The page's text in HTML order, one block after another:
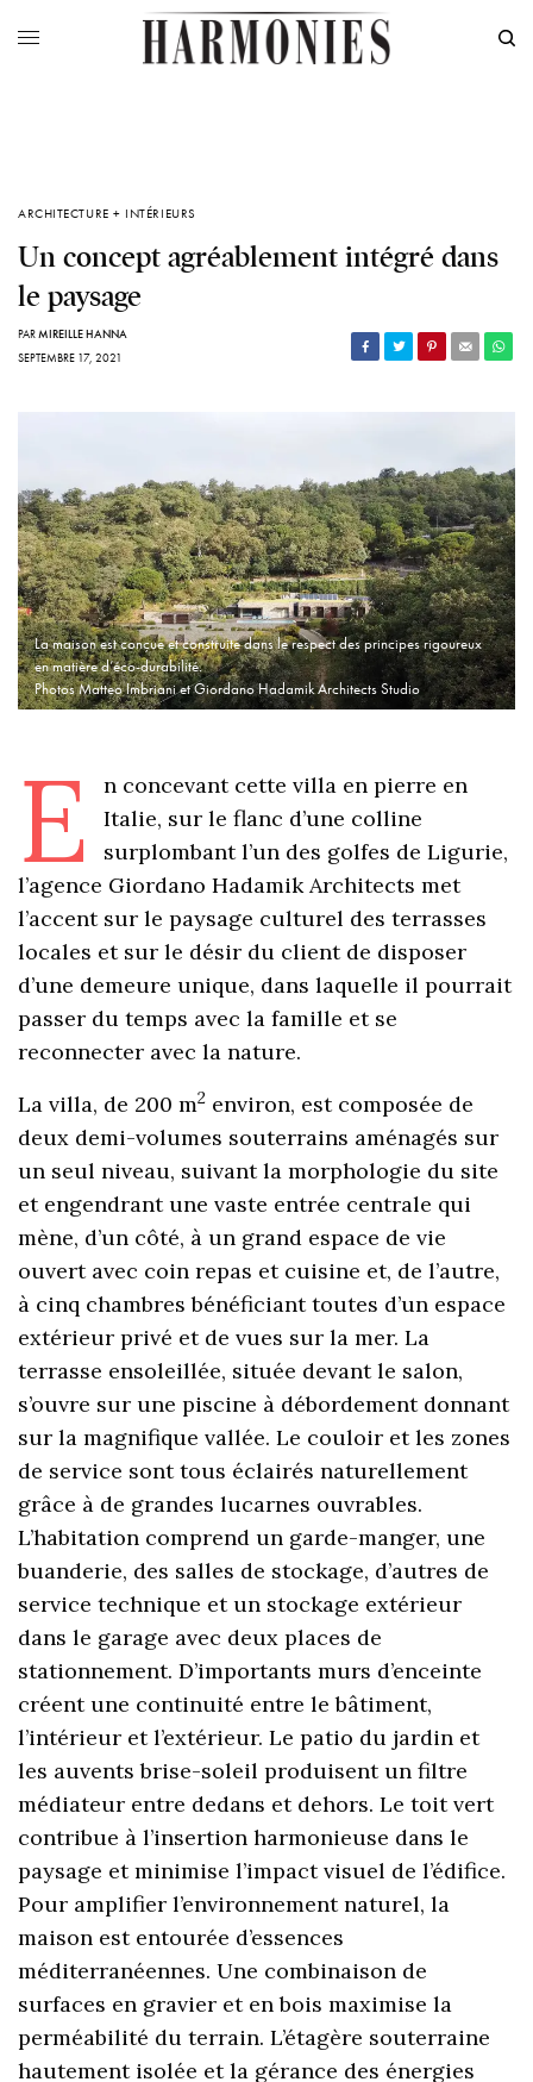
ARCHITECTURE + INTÉRIEURS
Un concept agréablement intégré dans
le paysage
PARMIREILLE HANNA
SEPTEMBRE 17, 2021
La maison est conçue et construite dans le respect des principes rigoureux
en matière d’éco-durabilité.
Photos Matteo Imbriani et Giordano Hadamik Architects Studio
E
n concevant cette villa en pierre en
Italie, sur le flanc d’une colline
surplombant l’un des golfes de Ligurie,
l’agence Giordano Hadamik Architects met
l’accent sur le paysage culturel des terrasses
locales et sur le désir du client de disposer
d’une demeure unique, dans laquelle il pourrait
passer du temps avec la famille et se
reconnecter avec la nature.
La villa, de 200 m2 environ, est composée de
deux demi-volumes souterrains aménagés sur
un seul niveau, suivant la morphologie du site
et engendrant une vaste entrée centrale qui
mène, d’un côté, à un grand espace de vie
ouvert avec coin repas et cuisine et, de l’autre,
à cinq chambres bénéficiant toutes d’un espace
extérieur privé et de vues sur la mer. La
terrasse ensoleillée, située devant le salon,
s’ouvre sur une piscine à débordement donnant
sur la magnifique vallée. Le couloir et les zones
de service sont tous éclairés naturellement
grâce à de grandes lucarnes ouvrables.
L’habitation comprend un garde-manger, une
buanderie, des salles de stockage, d’autres de
service technique et un stockage extérieur
dans le garage avec deux places de
stationnement. D’importants murs d’enceinte
créent une continuité entre le bâtiment,
l’intérieur et l’extérieur. Le patio du jardin et
les auvents brise-soleil produisent un filtre
médiateur entre dedans et dehors. Le toit vert
contribue à l’insertion harmonieuse dans le
paysage et minimise l’impact visuel de l’édifice.
Pour amplifier l’environnement naturel, la
maison est entourée d’essences
méditerranéennes. Une combinaison de
surfaces en gravier et en bois maximise la
perméabilité du terrain. L’étagère souterraine
hautement isolée et la gérance des énergies